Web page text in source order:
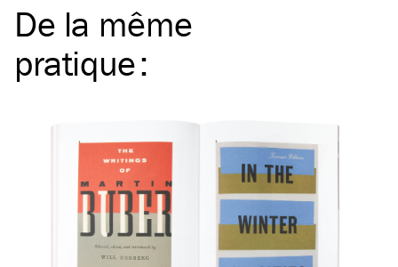
De la même
pratique: